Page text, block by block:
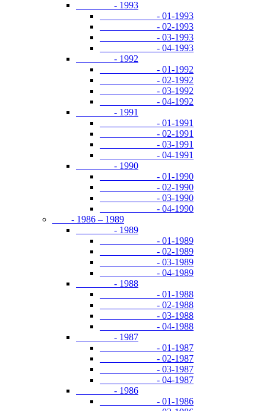
- 1993
- 01-1993
- 02-1993
- 03-1993
- 04-1993
- 1992
- 01-1992
- 02-1992
- 03-1992
- 04-1992
- 1991
- 01-1991
- 02-1991
- 03-1991
- 04-1991
- 1990
- 01-1990
- 02-1990
- 03-1990
- 04-1990
- 1986 – 1989
- 1989
- 01-1989
- 02-1989
- 03-1989
- 04-1989
- 1988
- 01-1988
- 02-1988
- 03-1988
- 04-1988
- 1987
- 01-1987
- 02-1987
- 03-1987
- 04-1987
- 1986
- 01-1986